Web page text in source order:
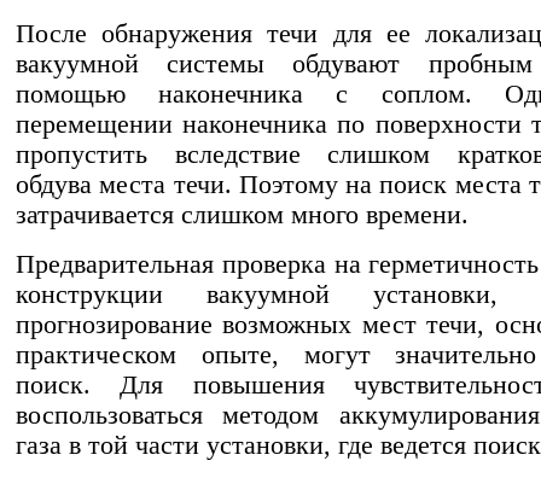
После обнаружения течи для ее
вакуумной системы обдувают
помощью наконечника с соплом.
перемещении наконечника по поверхности
пропустить вследствие слишком
обдува места течи. Поэтому на поиск места
затрачивается слишком много времени.
Предварительная проверка на
конструкции вакуумной
прогнозирование возможных мест течи,
практическом опыте, могут
поиск. Для повышения
воспользоваться методом
газа в той части установки, где ведется